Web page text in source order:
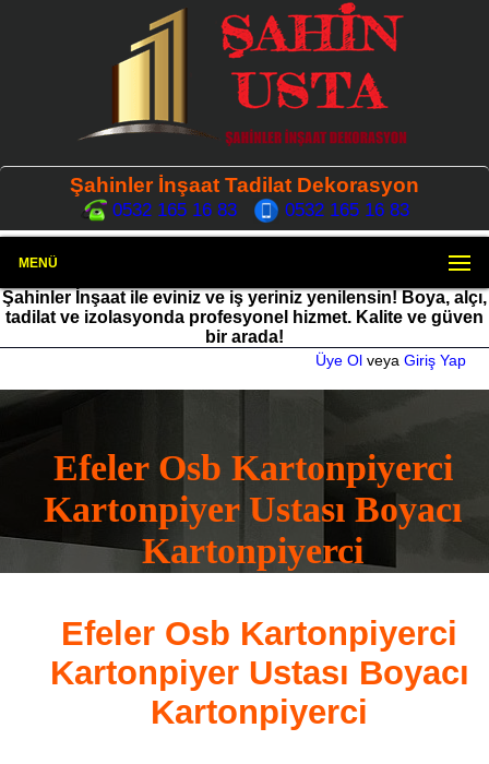
Şahinler İnşaat Tadilat Dekorasyon
0532 165 16 83 0532 165 16 83
MENÜ
Şahinler İnşaat ile eviniz ve iş yeriniz yenilensin! Boya, alçı,
tadilat ve izolasyonda profesyonel hizmet. Kalite ve güven
bir arada!
Üye Ol veya Giriş Yap
Efeler Osb Kartonpiyerci
Kartonpiyer Ustası Boyacı
Kartonpiyerci
0532 165 16 83
Efeler Osb Kartonpiyerci
Kartonpiyer Ustası Boyacı
Kartonpiyerci